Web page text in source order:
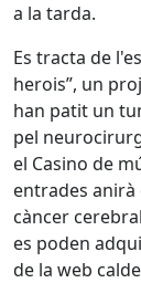
a la tarda.
Es tracta de
herois”, un
han patit un
pel
el Casino de
entrades
càncer
es poden
de la web